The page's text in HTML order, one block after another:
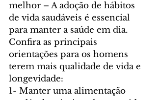
melhor – A adoção de hábitos
de vida saudáveis é essencial
para manter a saúde em dia.
Confira as principais
orientações para os homens
terem mais qualidade de vida e
longevidade:
1- Manter uma alimentação